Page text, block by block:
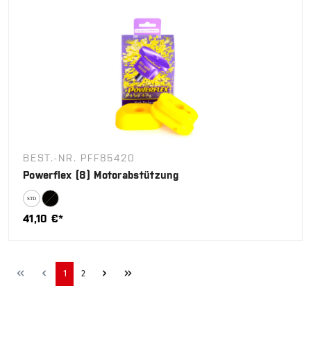
BEST.-NR. PFF85420
Powerflex (8) Motorabstützung
41,10 €*
1 2